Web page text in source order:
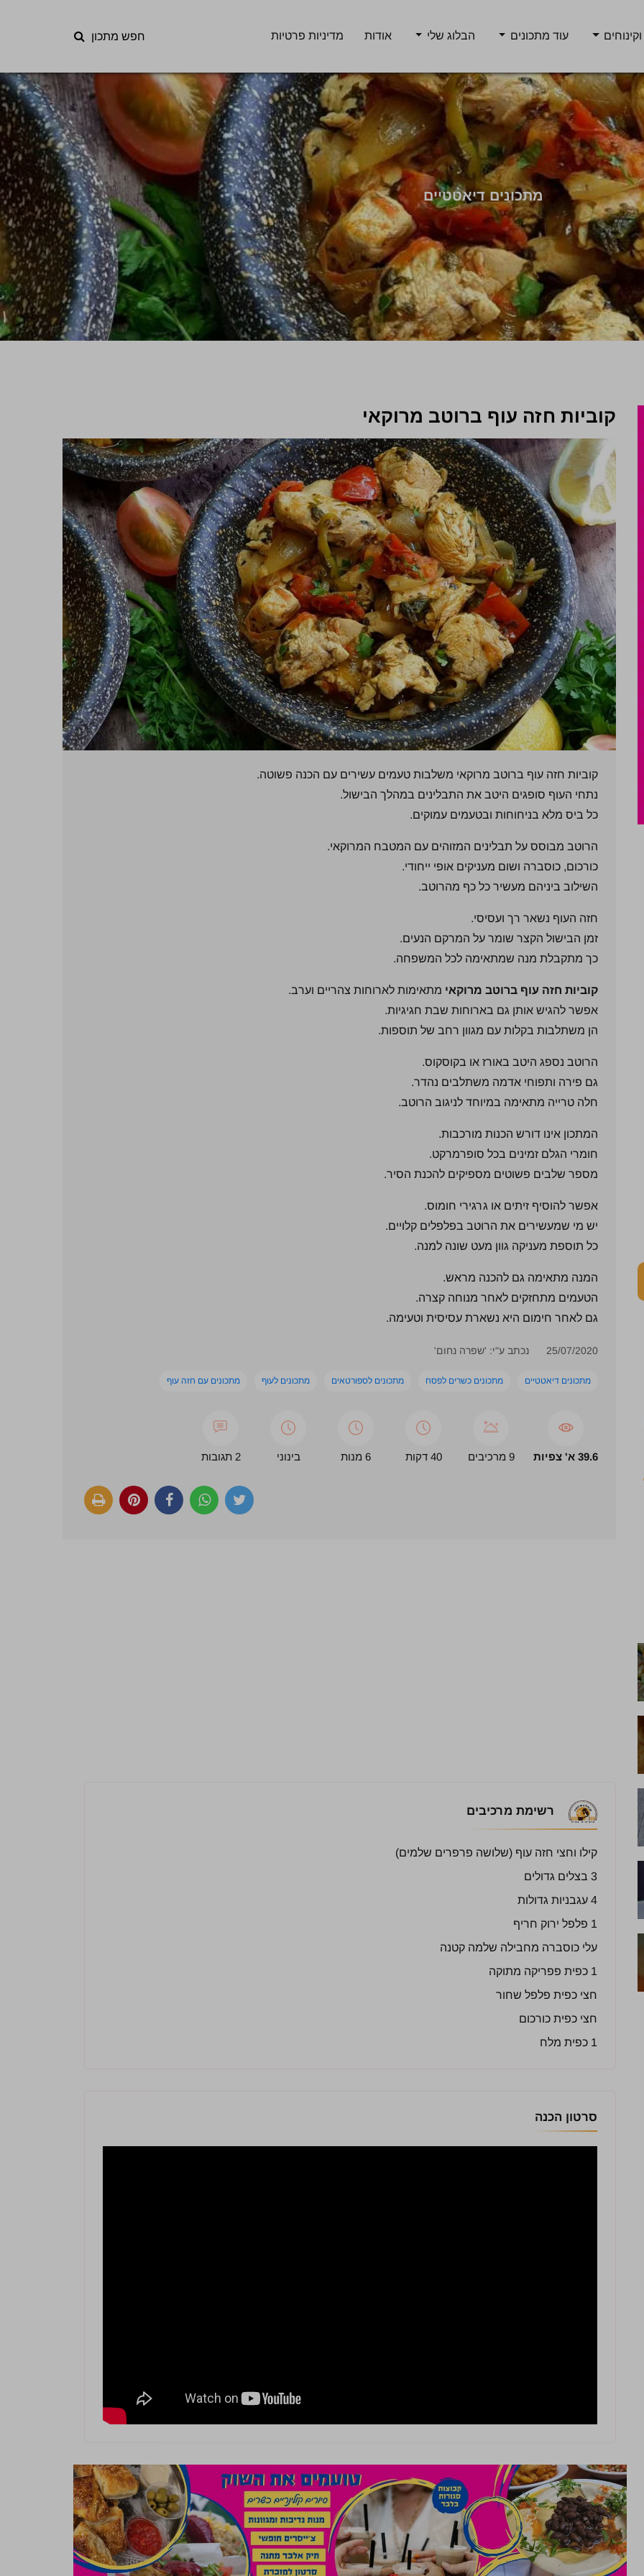
עוד מתכונים הבלוג שלי אודות מדיניות פרטיות חפש מתכון
מתכונים דיאטטיים
קוביות חזה עוף ברוטב מרוקאי
קוביות חזה עוף ברוטב מרוקאי משלבות טעמים עשירים עם הכנה פשוטה.
נתחי העוף סופגים היטב את התבלינים במהלך הבישול.
כל ביס מלא בניחוחות ובטעמים עמוקים.
הרוטב מבוסס על תבלינים המזוהים עם המטבח המרוקאי.
כורכום, כוסברה ושום מעניקים אופי ייחודי.
השילוב ביניהם מעשיר כל כף מהרוטב.
חזה העוף נשאר רך ועסיסי.
זמן הבישול הקצר שומר על המרקם הנעים.
כך מתקבלת מנה שמתאימה לכל המשפחה.
קוביות חזה עוף ברוטב מרוקאי מתאימות לארוחות צהריים וערב.
אפשר להגיש אותן גם בארוחות שבת חגיגיות.
הן משתלבות בקלות עם מגוון רחב של תוספות.
הרוטב נספג היטב באורז או בקוסקוס.
גם פירה ותפוחי אדמה משתלבים נהדר.
חלה טרייה מתאימה במיוחד לניגוב הרוטב.
המתכון אינו דורש הכנות מורכבות.
חומרי הגלם זמינים בכל סופרמרקט.
מספר שלבים פשוטים מספיקים להכנת הסיר.
אפשר להוסיף זיתים או גרגירי חומוס.
יש מי שמעשירים את הרוטב בפלפלים קלויים.
כל תוספת מעניקה גוון מעט שונה למנה.
המנה מתאימה גם להכנה מראש.
הטעמים מתחזקים לאחר מנוחה קצרה.
גם לאחר חימום היא נשארת עסיסית וטעימה.
25/07/2020 נכתב ע"י: 'שפרה נחום'
מתכונים דיאטטיים מתכונים כשרים לפסח מתכונים לספורטאים מתכונים לעוף מתכונים עם חזה עוף
39.6 א' צפיות 9 מרכיבים 40 דקות 6 מנות בינוני 2 תגובות
רשימת מרכיבים
קילו וחצי חזה עוף (שלושה פרפרים שלמים)
3 בצלים גדולים
4 עגבניות גדולות
1 פלפל ירוק חריף
עלי כוסברה מחבילה שלמה קטנה
1 כפית פפריקה מתוקה
חצי כפית פלפל שחור
חצי כפית כורכום
1 כפית מלח
סרטון הכנה